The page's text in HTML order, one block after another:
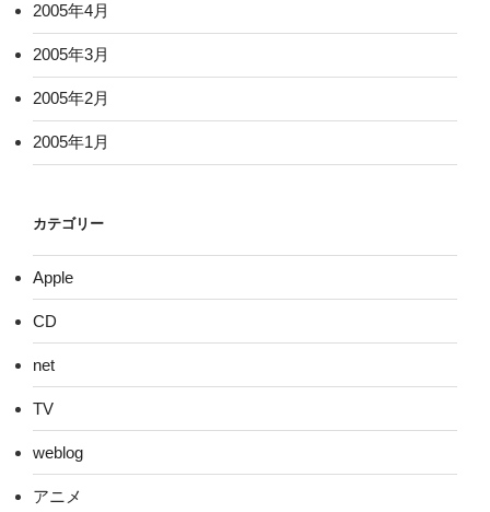
2005年4月
2005年3月
2005年2月
2005年1月
カテゴリー
Apple
CD
net
TV
weblog
アニメ